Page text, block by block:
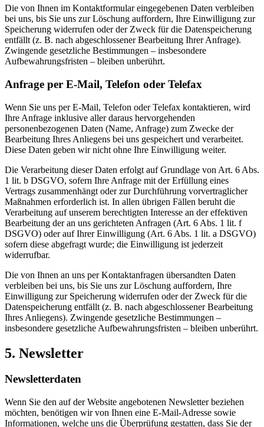
Die von Ihnen im Kontaktformular eingegebenen Daten verbleiben
bei uns, bis Sie uns zur Löschung auffordern, Ihre Einwilligung zur
Speicherung widerrufen oder der Zweck für die Datenspeicherung
entfällt (z. B. nach abgeschlossener Bearbeitung Ihrer Anfrage).
Zwingende gesetzliche Bestimmungen – insbesondere
Aufbewahrungsfristen – bleiben unberührt.
Anfrage per E-Mail, Telefon oder Telefax
Wenn Sie uns per E-Mail, Telefon oder Telefax kontaktieren, wird
Ihre Anfrage inklusive aller daraus hervorgehenden
personenbezogenen Daten (Name, Anfrage) zum Zwecke der
Bearbeitung Ihres Anliegens bei uns gespeichert und verarbeitet.
Diese Daten geben wir nicht ohne Ihre Einwilligung weiter.
Die Verarbeitung dieser Daten erfolgt auf Grundlage von Art. 6 Abs.
1 lit. b DSGVO, sofern Ihre Anfrage mit der Erfüllung eines
Vertrags zusammenhängt oder zur Durchführung vorvertraglicher
Maßnahmen erforderlich ist. In allen übrigen Fällen beruht die
Verarbeitung auf unserem berechtigten Interesse an der effektiven
Bearbeitung der an uns gerichteten Anfragen (Art. 6 Abs. 1 lit. f
DSGVO) oder auf Ihrer Einwilligung (Art. 6 Abs. 1 lit. a DSGVO)
sofern diese abgefragt wurde; die Einwilligung ist jederzeit
widerrufbar.
Die von Ihnen an uns per Kontaktanfragen übersandten Daten
verbleiben bei uns, bis Sie uns zur Löschung auffordern, Ihre
Einwilligung zur Speicherung widerrufen oder der Zweck für die
Datenspeicherung entfällt (z. B. nach abgeschlossener Bearbeitung
Ihres Anliegens). Zwingende gesetzliche Bestimmungen –
insbesondere gesetzliche Aufbewahrungsfristen – bleiben unberührt.
5. Newsletter
Newsletter­daten
Wenn Sie den auf der Website angebotenen Newsletter beziehen
möchten, benötigen wir von Ihnen eine E-Mail-Adresse sowie
Informationen, welche uns die Überprüfung gestatten, dass Sie der